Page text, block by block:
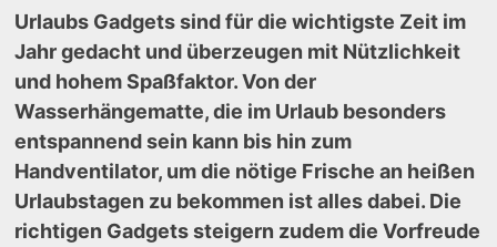
Urlaubs Gadgets sind für die wichtigste Zeit im
Jahr gedacht und überzeugen mit Nützlichkeit
und hohem Spaßfaktor. Von der
Wasserhängematte, die im Urlaub besonders
entspannend sein kann bis hin zum
Handventilator, um die nötige Frische an heißen
Urlaubstagen zu bekommen ist alles dabei. Die
richtigen Gadgets steigern zudem die Vorfreude